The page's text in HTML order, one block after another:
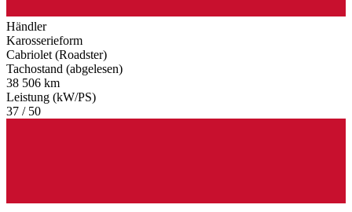
Händler
Karosserieform
Cabriolet (Roadster)
Tachostand (abgelesen)
38 506 km
Leistung (kW/PS)
37 / 50